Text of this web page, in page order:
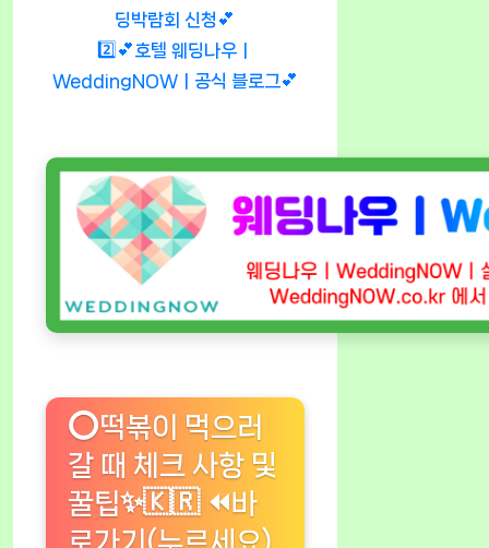
딩박람회 신청💕
2️⃣💕호텔 웨딩나우ㅣ
WeddingNOWㅣ공식 블로그💕
⭕떡볶이 먹으러
갈 때 체크 사항 및
꿀팁✨🇰🇷 ⏪바
로가기(누르세요)